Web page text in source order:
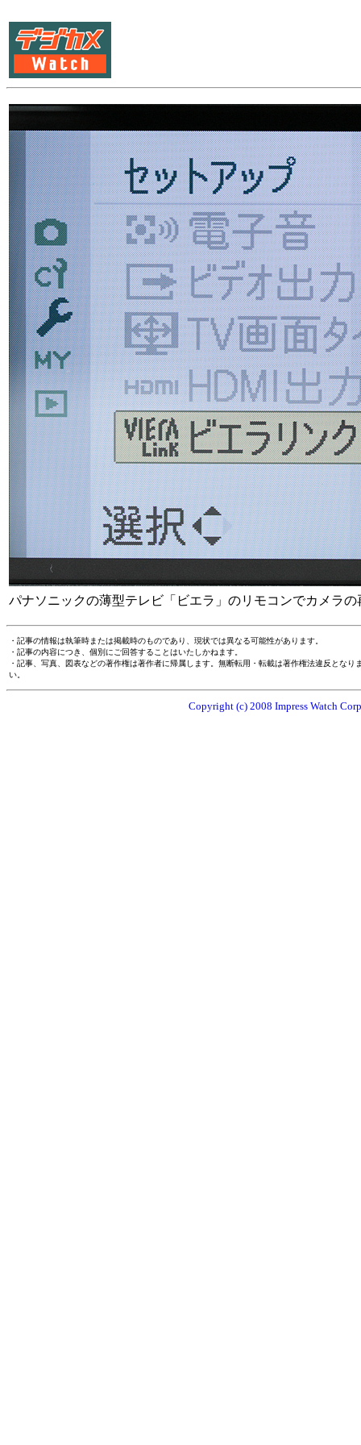
パナソニックの薄型テレビ「ビエラ」のリモコンでカメラ
・記事の情報は執筆時または掲載時のものであり、現状では異なる可能性があります。
・記事の内容につき、個別にご回答することはいたしかねます。
・記事、写真、図表などの著作権は著作者に帰属します。無断転用・転載は著作権法違反とな
い。
Copyright (c) 2008 Impress Watch